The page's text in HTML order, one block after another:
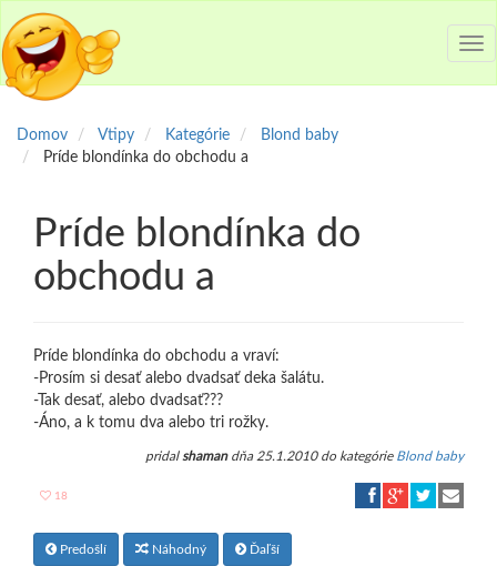
Domov Vtipy Kategórie
Blond baby
Príde blondínka do obchodu a
Príde blondínka do
obchodu a
Príde blondínka do obchodu a vraví:
-Prosím si desať alebo dvadsať deka šalátu.
-Tak desať, alebo dvadsať???
-Áno, a k tomu dva alebo tri rožky.
pridal shamandňa 25.1.2010 do kategórie Blond baby
18
Predošlí Náhodný Ďaľší